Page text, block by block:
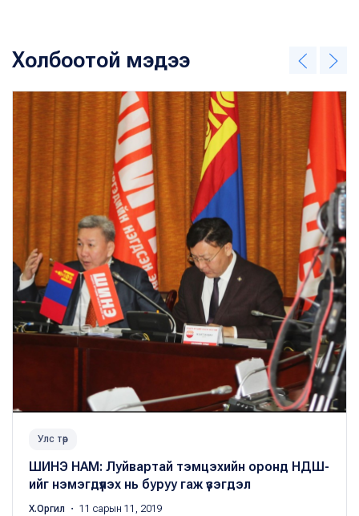
Холбоотой мэдээ
Улс төр
ШИНЭ НАМ: Луйвартай тэмцэхийн оронд НДШ-
ийг нэмэгдүүлэх нь буруу гаж үзэгдэл
Х.Оргил ・ 11 сарын 11, 2019